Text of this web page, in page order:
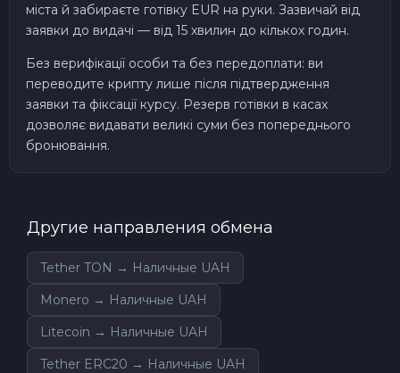
міста й забираєте готівку EUR на руки. Зазвичай від
заявки до видачі — від 15 хвилин до кількох годин.
Без верифікації особи та без передоплати: ви
переводите крипту лише після підтвердження
заявки та фіксації курсу. Резерв готівки в касах
дозволяє видавати великі суми без попереднього
бронювання.
Другие направления обмена
Tether TON → Наличные UAH
Monero → Наличные UAH
Litecoin → Наличные UAH
Tether ERC20 → Наличные UAH